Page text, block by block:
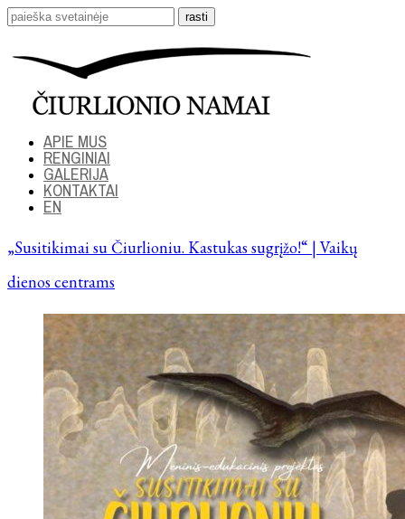
APIE MUS
RENGINIAI
GALERIJA
KONTAKTAI
EN
„Susitikimai su Čiurlioniu. Kastukas sugrįžo!“ | Vaikų
dienos centrams